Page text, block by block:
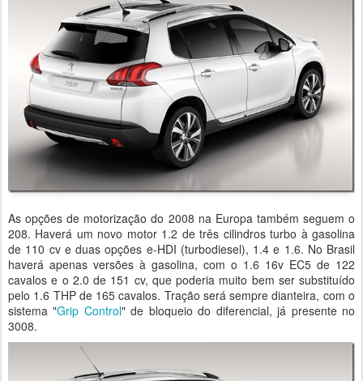
As opções de motorização do 2008 na Europa também seguem o
208. Haverá um novo motor 1.2 de três cilindros turbo à gasolina
de 110 cv e duas opções e-HDI (turbodiesel), 1.4 e 1.6. No Brasil
haverá apenas versões à gasolina, com o 1.6 16v EC5 de 122
cavalos e o 2.0 de 151 cv, que poderia muito bem ser substituído
pelo 1.6 THP de 165 cavalos. Tração será sempre dianteira, com o
sistema "Grip Control" de bloqueio do diferencial, já presente no
3008.